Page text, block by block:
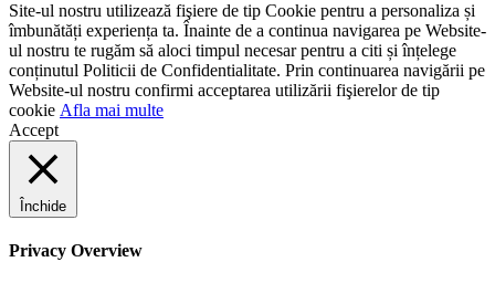
Site-ul nostru utilizează fişiere de tip Cookie pentru a personaliza și
îmbunătăți experiența ta. Înainte de a continua navigarea pe Website-
ul nostru te rugăm să aloci timpul necesar pentru a citi și înțelege
conținutul Politicii de Confidentialitate. Prin continuarea navigării pe
Website-ul nostru confirmi acceptarea utilizării fişierelor de tip
cookie Afla mai multe
Accept
Închide
Privacy Overview